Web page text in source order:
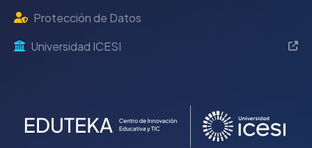
Protección de Datos
Universidad ICESI